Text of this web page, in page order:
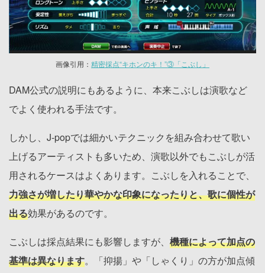
画像引用： 精密採点“キホンのキ！”③「こぶし」
DAM公式の説明にもあるように、本来こぶしは演歌など
でよく使われる手法です。
しかし、J-popでは細かいテクニックを組み合わせて歌い
上げるアーティストも多いため、演歌以外でもこぶしが活
用されるケースはよくあります。こぶしを入れることで、
力強さが増したり華やかな印象になったりと、歌に個性が
出る効果があるのです。
こぶしは採点結果にも影響しますが、 機種によって加点の
基準は異なります。「抑揚」や「しゃくり」の方が加点傾